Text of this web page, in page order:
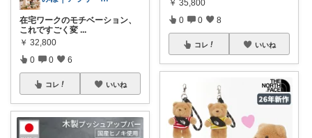
在宅ワークのモチベーション、
これですごく変 ...
￥ 32,800
0 0 6
コレ いいね
￥ 35,800
0 0 8
コレ いいね